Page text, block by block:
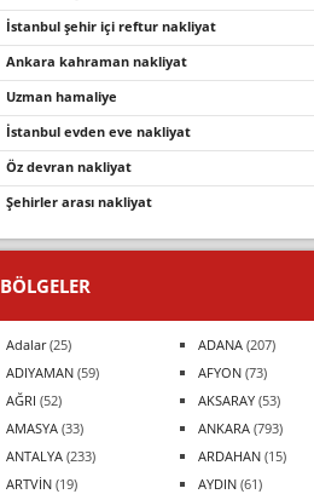
i̇stanbul şehi̇r i̇çi̇ reftur nakli̇yat
ankara kahraman nakliyat
uzman hamaliye
i̇stanbul evden eve nakliyat
öz devran nakliyat
şehirler arası nakliyat
BÖLGELER
Adalar(25) ADANA (207)
ADIYAMAN (59) AFYON (73)
AĞRI (52) AKSARAY (53)
AMASYA (33) ANKARA (793)
ANTALYA (233) ARDAHAN (15)
ARTVİN (19) AYDIN (61)